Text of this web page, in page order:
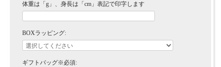
体重は「g」、身長は「cm」表記で印字します
BOXラッピング:
ギフトバッグ※必須: